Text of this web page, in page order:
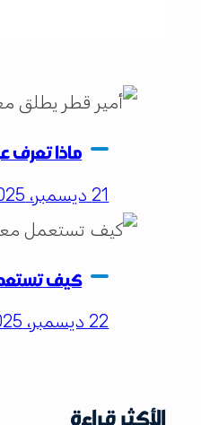
ماذا تعرف
21 ديسمبر، 2025
كيف
22 ديسمبر، 2025
الأكثر قراءة